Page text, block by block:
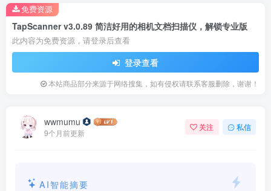
TapScanner v3.0.89 简洁好用的相机文档扫描仪，解锁专业版
此内容为免费资源，请登录后查看
登录查看
本站商品部分来源于网络搜集，如有侵权请联系客服删除，谢谢！
免费资源
wwmumu
9个月前更新
关注 私信
AI智能摘要